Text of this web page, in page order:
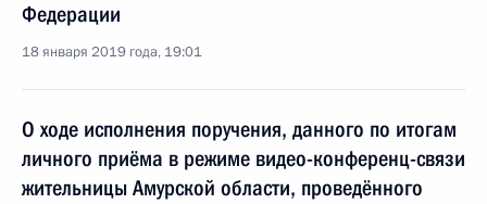
Федерации
18 января 2019 года, 19:01
О ходе исполнения поручения, данного по итогам
личного приёма в режиме видео-конференц-связи
жительницы Амурской области, проведённого